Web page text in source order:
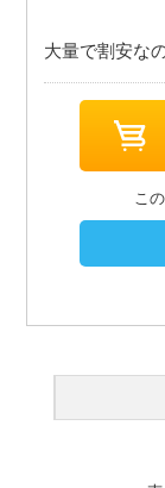
大量で割安な
こ